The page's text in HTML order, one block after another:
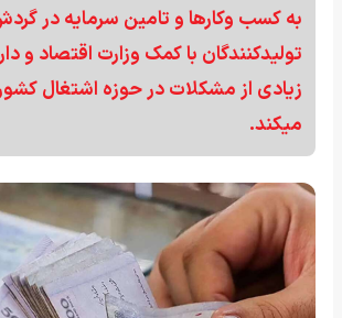
به کسب وکار‌ها و تامین سرمایه در
تولیدکنندگان با کمک وزارت اقتصاد و
زیادی از مشکلات در حوزه اشتغال
میکند.